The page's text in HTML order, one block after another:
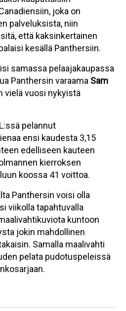
joka on
palveluksista, niin
että kaksinkertainen
kesällä Panthersiin.
samassa pelaajakaupassa
Panthersin varaama Sam
vielä vuosi nykyistä
pelannut
ensi kaudesta 3,15
edelliseen kauteen
kierroksen
koossa 41 voittoa.
Panthersin voisi olla
viikolla tapahtuvalla
kuntoon
jokin mahdollinen
Samalla maalivahti
pelata pudotuspeleissä